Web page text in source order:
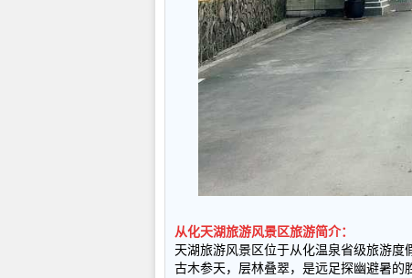
从化天湖旅游风景区旅游简介：
天湖旅游风景区位于从化温泉省级旅游度
古木参天，层林叠翠，是远足探幽避暑的